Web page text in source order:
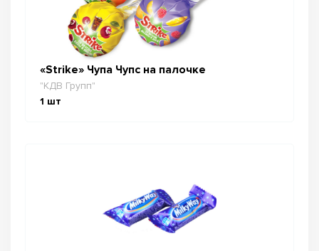
«Strike» Чупа Чупс на палочке
"КДВ Групп"
1 шт